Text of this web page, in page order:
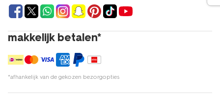
makkelijk betalen*
*afhankelijk van de gekozen bezorgopties